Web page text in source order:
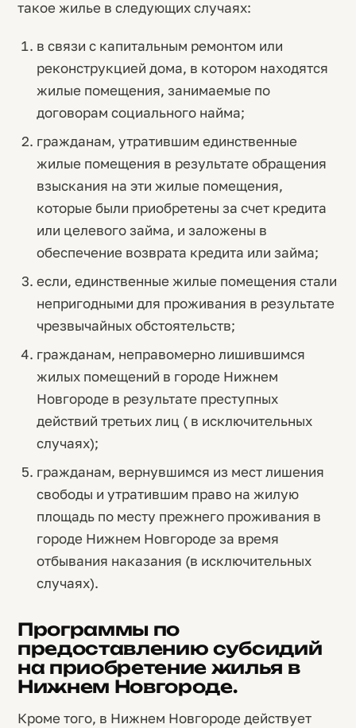
такое жилье в следующих случаях:
в связи с капитальным ремонтом или
реконструкцией дома, в котором находятся
жилые помещения, занимаемые по
договорам социального найма;
гражданам, утратившим единственные
жилые помещения в результате обращения
взыскания на эти жилые помещения,
которые были приобретены за счет кредита
или целевого займа, и заложены в
обеспечение возврата кредита или займа;
если, единственные жилые помещения стали
непригодными для проживания в результате
чрезвычайных обстоятельств;
гражданам, неправомерно лишившимся
жилых помещений в городе Нижнем
Новгороде в результате преступных
действий третьих лиц ( в исключительных
случаях);
гражданам, вернувшимся из мест лишения
свободы и утратившим право на жилую
площадь по месту прежнего проживания в
городе Нижнем Новгороде за время
отбывания наказания (в исключительных
случаях).
Программы по
предоставлению субсидий
на приобретение жилья в
Нижнем Новгороде.
Кроме того, в Нижнем Новгороде действует